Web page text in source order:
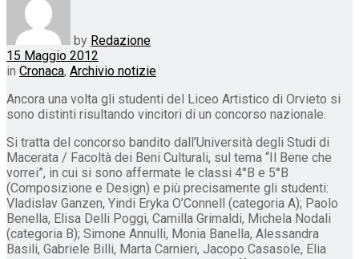
by Redazione
15 Maggio 2012
in Cronaca, Archivio notizie
Ancora una volta gli studenti del Liceo Artistico di Orvieto si
sono distinti risultando vincitori di un concorso nazionale.
Si tratta del concorso bandito dall’Università degli Studi di
Macerata / Facoltà dei Beni Culturali, sul tema “Il Bene che
vorrei”, in cui si sono affermate le classi 4°B e 5°B
(Composizione e Design) e più precisamente gli studenti:
Vladislav Ganzen, Yindi Eryka O’Connell (categoria A); Paolo
Benella, Elisa Delli Poggi, Camilla Grimaldi, Michela Nodali
(categoria B); Simone Annulli, Monia Banella, Alessandra
Basili, Gabriele Billi, Marta Carnieri, Jacopo Casasole, Elia